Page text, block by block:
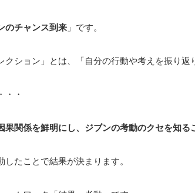
のチャンス到来 」です。
クション」とは、「自分の行動や考えを振り返
・・
果関係を鮮明にし、ジブンの考動のクセを知る
したことで結果が決まります。